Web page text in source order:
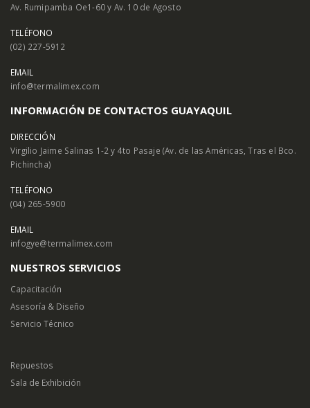
Av. Rumipamba Oe1-60 y Av. 10 de Agosto
TELÉFONO
(02) 227-5912
EMAIL
info@termalimex.com
INFORMACIÓN DE CONTACTOS GUAYAQUIL
DIRECCIÓN
Virgilio Jaime Salinas 1-2 y 4to Pasaje (Av. de las Américas, Tras el Bco.
Pichincha)
TELÉFONO
(04) 265-5900
EMAIL
infogye@termalimex.com
NUESTROS SERVICIOS
Capacitación
Asesoría & Diseño
Servicio Técnico
Repuestos
Sala de Exhibición